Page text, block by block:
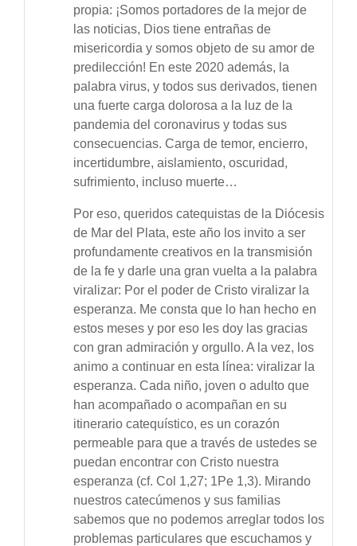
propia: ¡Somos portadores de la mejor de
las noticias, Dios tiene entrañas de
misericordia y somos objeto de su amor de
predilección! En este 2020 además, la
palabra virus, y todos sus derivados, tienen
una fuerte carga dolorosa a la luz de la
pandemia del coronavirus y todas sus
consecuencias. Carga de temor, encierro,
incertidumbre, aislamiento, oscuridad,
sufrimiento, incluso muerte…
Por eso, queridos catequistas de la Diócesis
de Mar del Plata, este año los invito a ser
profundamente creativos en la transmisión
de la fe y darle una gran vuelta a la palabra
viralizar: Por el poder de Cristo viralizar la
esperanza. Me consta que lo han hecho en
estos meses y por eso les doy las gracias
con gran admiración y orgullo. A la vez, los
animo a continuar en esta línea: viralizar la
esperanza. Cada niño, joven o adulto que
han acompañado o acompañan en su
itinerario catequístico, es un corazón
permeable para que a través de ustedes se
puedan encontrar con Cristo nuestra
esperanza (cf. Col 1,27; 1Pe 1,3). Mirando
nuestros catecúmenos y sus familias
sabemos que no podemos arreglar todos los
problemas particulares que escuchamos y